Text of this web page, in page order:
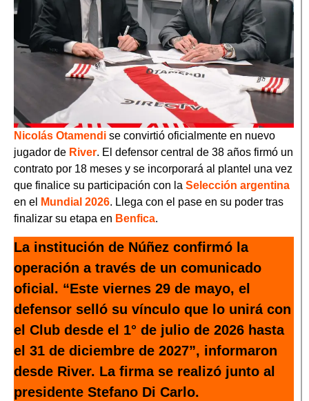
Nicolás Otamendi se convirtió oficialmente en nuevo
jugador de River. El defensor central de 38 años firmó un
contrato por 18 meses y se incorporará al plantel una vez
que finalice su participación con la Selección argentina
en el
Mundial 2026. Llega con el pase en su poder tras
finalizar su etapa en Benfica.
La institución de Núñez confirmó la
operación a través de un comunicado
oficial. “Este viernes 29 de mayo, el
defensor selló su vínculo que lo unirá con
el Club desde el 1° de julio de 2026 hasta
el 31 de diciembre de 2027”, informaron
desde River. La firma se realizó junto al
presidente Stefano Di Carlo.